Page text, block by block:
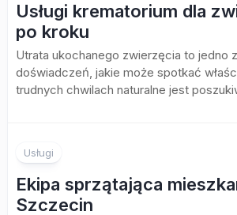
Usługi krematorium dla
po kroku
Utrata ukochanego zwierzęcia to jedno
doświadczeń, jakie może spotkać
trudnych chwilach naturalne jest
Usługi
Ekipa sprzątająca
Szczecin